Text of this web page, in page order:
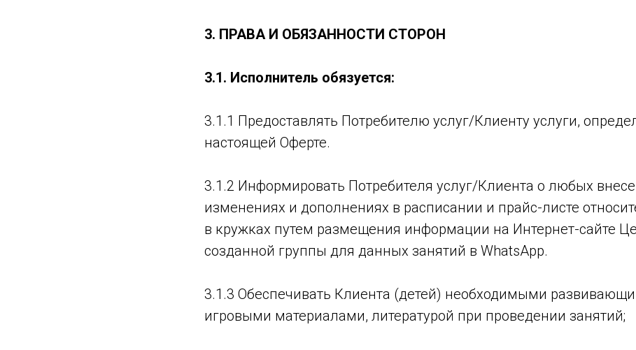
3. ПРАВА И ОБЯЗАННОСТИ СТОРОН
3.1. Исполнитель обязуется:
3.1.1 Предоставлять Потребителю услуг/Клиенту услуги,
настоящей Оферте.
3.1.2 Информировать Потребителя услуг/Клиента о любых
изменениях и дополнениях в расписании и прайс-листе
в кружках путем размещения информации на Интернет-сайте
созданной группы для данных занятий в WhatsApp.
3.1.3 Обеспечивать Клиента (детей) необходимыми
игровыми материалами, литературой при проведении занятий;